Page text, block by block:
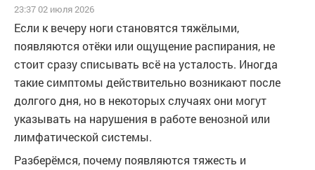
23:37 02 июля 2026
Если к вечеру ноги становятся тяжёлыми,
появляются отёки или ощущение распирания, не
стоит сразу списывать всё на усталость. Иногда
такие симптомы действительно возникают после
долгого дня, но в некоторых случаях они могут
указывать на нарушения в работе венозной или
лимфатической системы.
Разберёмся, почему появляются тяжесть и